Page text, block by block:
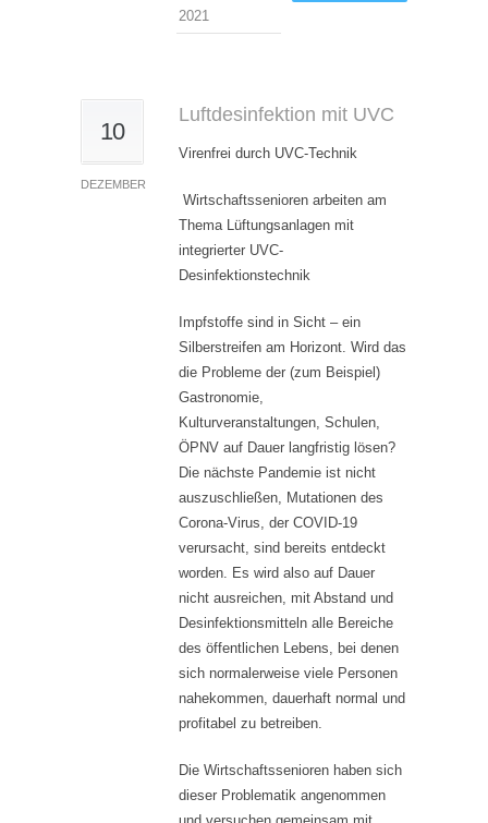
2021
10
DEZEMBER
Luftdesinfektion mit UVC
Virenfrei durch UVC-Technik
Wirtschaftssenioren arbeiten am
Thema Lüftungsanlagen mit
integrierter UVC-
Desinfektionstechnik
Impfstoffe sind in Sicht – ein
Silberstreifen am Horizont. Wird das
die Probleme der (zum Beispiel)
Gastronomie,
Kulturveranstaltungen, Schulen,
ÖPNV auf Dauer langfristig lösen?
Die nächste Pandemie ist nicht
auszuschließen, Mutationen des
Corona-Virus, der COVID-19
verursacht, sind bereits entdeckt
worden. Es wird also auf Dauer
nicht ausreichen, mit Abstand und
Desinfektionsmitteln alle Bereiche
des öffentlichen Lebens, bei denen
sich normalerweise viele Personen
nahekommen, dauerhaft normal und
profitabel zu betreiben.
Die Wirtschaftssenioren haben sich
dieser Problematik angenommen